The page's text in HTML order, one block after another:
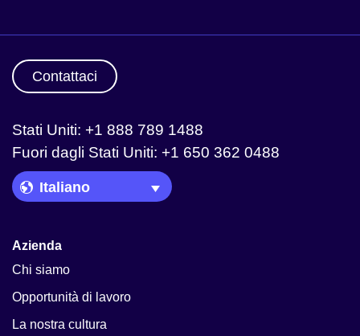
Contattaci
Stati Uniti: +1 888 789 1488
Fuori dagli Stati Uniti: +1 650 362 0488
Language Picker
Azienda
Chi siamo
Opportunità di lavoro
La nostra cultura